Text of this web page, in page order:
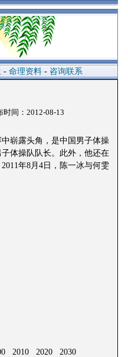
- 命理资料 - 咨询联系
间：2012-08-13
崭露头角，是中国男子体操
体操队队长。此外，他还在
年8月4日，陈一冰与何雯
2010 2020 2030